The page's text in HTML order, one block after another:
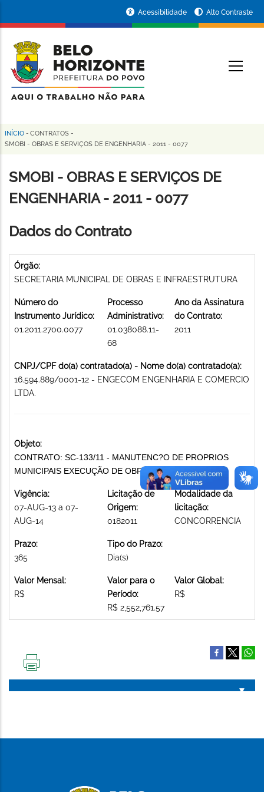
conteúdo
principal
da
Prefeitura
de
Horizonte
Acessibilidade Alto Contraste
Trilha
navegação
INÍCIO - CONTRATOS -
SMOBI - OBRAS E SERVIÇOS DE ENGENHARIA - 2011 - 0077
SMOBI - OBRAS E SERVIÇOS DE
ENGENHARIA - 2011 - 0077
Dados do Contrato
Órgão:
SECRETARIA MUNICIPAL DE OBRAS E INFRAESTRUTURA
Número do
Instrumento Jurídico:
01.2011.2700.0077
Processo
Administrativo:
01.038088.11-
68
Ano da Assinatura
do Contrato:
2011
CNPJ/CPF do(a) contratado(a) - Nome do(a) contratado(a):
16.594.889/0001-12 - ENGECOM ENGENHARIA E COMERCIO
LTDA.
Objeto:
CONTRATO: SC-133/11 - MANUTENC?O DE PROPRIOS
MUNICIPAIS EXECUÇÃO DE OBRAS DE MANUTENÇÃO
Vigência:
07-AUG-13 a 07-
AUG-14
Licitação de
Origem:
0182011
Modalidade da
licitação:
CONCORRENCIA
Prazo:
365
Tipo do Prazo:
Dia(s)
Valor Mensal:
R$
Valor para o
Período:
R$ 2,552,761.57
Valor Global:
R$
PÁGINA